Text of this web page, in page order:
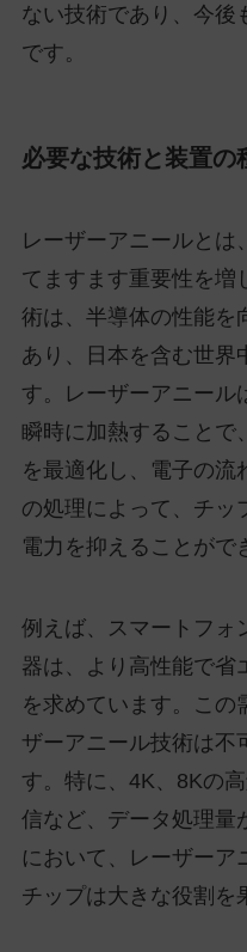
ない技術であり、今後
です。
必要な技術と装置の
レーザーアニールとは
てますます重要性を増
術は、半導体の性能を
あり、日本を含む世界
す。レーザーアニール
瞬時に加熱することで
を最適化し、電子の流
の処理によって、チッ
電力を抑えることがで
例えば、スマートフォ
器は、より高性能で省
を求めています。この
ザーアニール技術は不
す。特に、4K、8Kの
信など、データ処理量
において、レーザーア
チップは大きな役割を